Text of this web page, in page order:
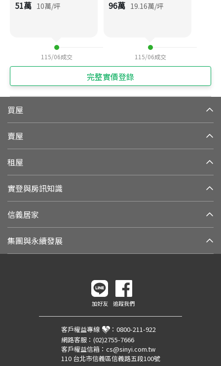
51萬 10萬/坪
115/06成交
96萬 19.16萬/坪
115/06成交
完整實價登錄
買屋
賣屋
租屋
實登與房訊知識
信義居家
集團與永續發展
加好友 追蹤我們
客戶權益專線 ： 0800-211-922
網路客服： (02)2755-7666
客戶權益信箱： cs@sinyi.com.tw
110 台北市信義區信義路五段100號